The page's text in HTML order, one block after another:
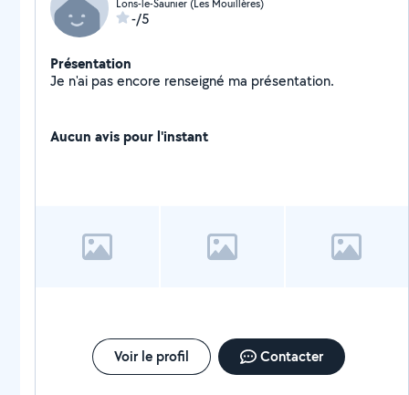
Lons-le-Saunier (Les Mouillères)
-/5
Présentation
Je n'ai pas encore renseigné ma présentation.
Aucun avis pour l'instant
Voir le profil Contacter